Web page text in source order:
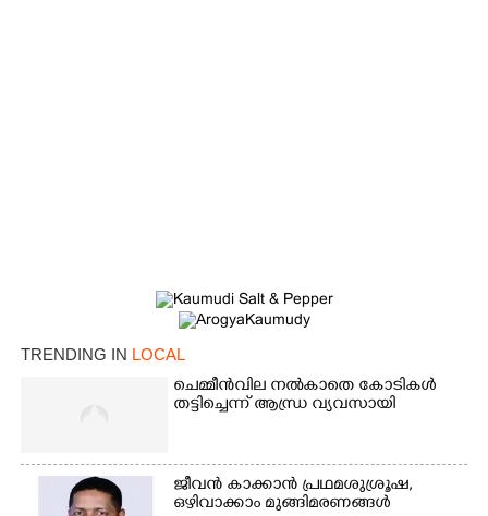
TRENDING IN LOCAL
ചെമ്മീൻവില നൽകാതെ കോടികൾ
തട്ടിച്ചെന്ന് ആന്ധ്ര വ്യവസായി
ജീവൻ കാക്കാൻ പ്രഥമശുശ്രൂഷ,
ഒഴിവാക്കാം മുങ്ങിമരണങ്ങൾ